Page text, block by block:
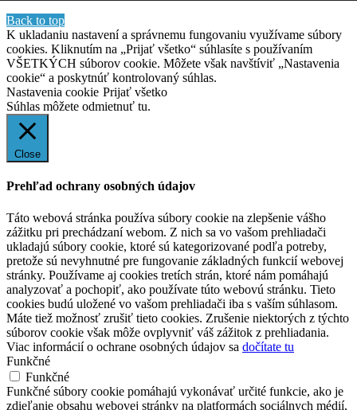
Back to top
K ukladaniu nastavení a správnemu fungovaniu využívame súbory
cookies. Kliknutím na „Prijať všetko“ súhlasíte s používaním
VŠETKÝCH súborov cookie. Môžete však navštíviť „Nastavenia
cookie“ a poskytnúť kontrolovaný súhlas.
Nastavenia cookie Prijať všetko
Súhlas môžete odmietnuť tu.
Close
Prehľad ochrany osobných údajov
Táto webová stránka používa súbory cookie na zlepšenie vášho
zážitku pri prechádzaní webom. Z nich sa vo vašom prehliadači
ukladajú súbory cookie, ktoré sú kategorizované podľa potreby,
pretože sú nevyhnutné pre fungovanie základných funkcií webovej
stránky. Používame aj cookies tretích strán, ktoré nám pomáhajú
analyzovať a pochopiť, ako používate túto webovú stránku. Tieto
cookies budú uložené vo vašom prehliadači iba s vaším súhlasom.
Máte tiež možnosť zrušiť tieto cookies. Zrušenie niektorých z týchto
súborov cookie však môže ovplyvniť váš zážitok z prehliadania.
Viac informácií o ochrane osobných údajov sa dočítate tu
Funkčné
Funkčné
Funkčné súbory cookie pomáhajú vykonávať určité funkcie, ako je
zdieľanie obsahu webovej stránky na platformách sociálnych médií,